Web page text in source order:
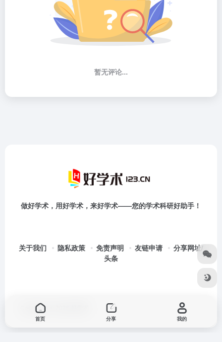
暂无评论...
做好学术，用好学术，来好学术——您的学术科研好助手！
关于我们 隐私政策 免责声明 友链申请
分享网址/
头条
Copyright © 2026
首页 分享 我的